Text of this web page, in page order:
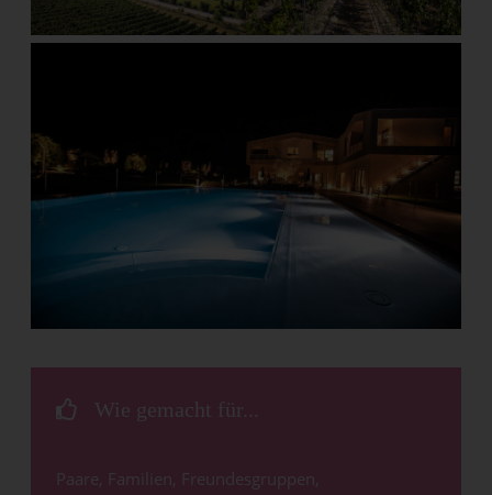
Wie gemacht für...
Paare, Familien, Freundesgruppen,